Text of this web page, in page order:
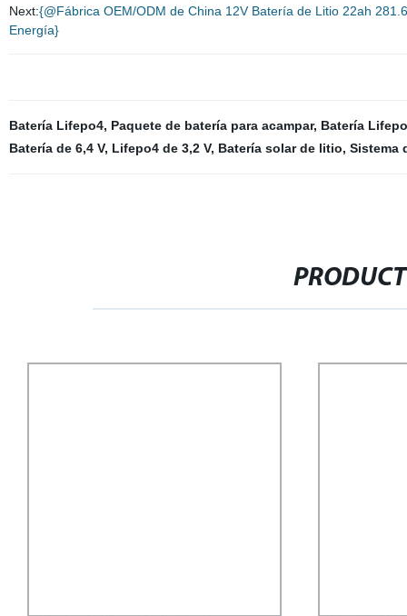
Next:{@Fábrica OEM/ODM de China 12V Batería de Litio 22ah
Energía}
Batería Lifepo4, Paquete de batería para acampar, Batería
Batería de 6,4 V, Lifepo4 de 3,2 V, Batería solar de litio, Sistema